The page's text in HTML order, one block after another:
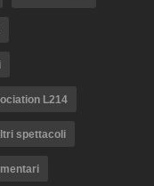
L214
spettacoli